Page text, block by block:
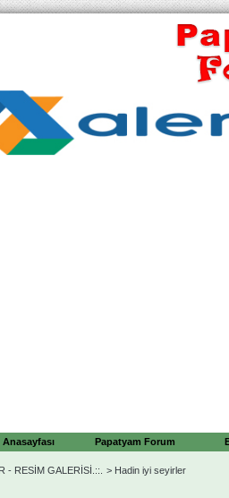
Papatyam Forum
- RESİM GALERİSİ.::. > Hadin iyi seyirler